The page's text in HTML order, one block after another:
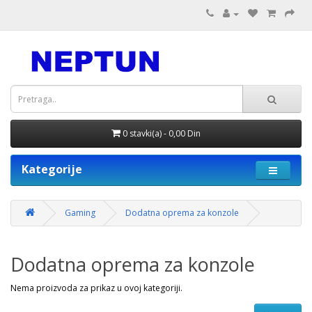
0 stavki(a) - 0,00 Din
Kategorije
Gaming Dodatna oprema za konzole
Dodatna oprema za konzole
Nema proizvoda za prikaz u ovoj kategoriji.